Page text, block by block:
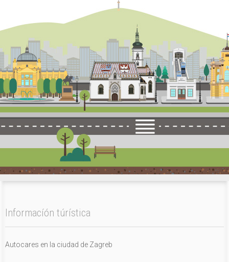
Informacíón túrística
Autocares en la ciudad de Zagreb